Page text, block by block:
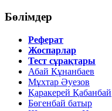
Бөлімдер
Реферат
Жоспарлар
Тест сұрақтары
Абай Құнанбаев
Мұхтар Әуезов
Қаракерей Қабанбай
Бөгенбай батыр